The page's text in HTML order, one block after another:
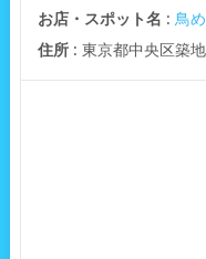
お店・スポット名 : 鳥
住所: 東京都中央区築